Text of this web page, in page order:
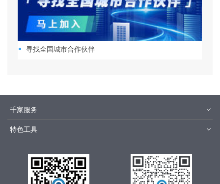
寻找全国城市合作伙伴
千家服务
特色工具
方快3
集成商优选